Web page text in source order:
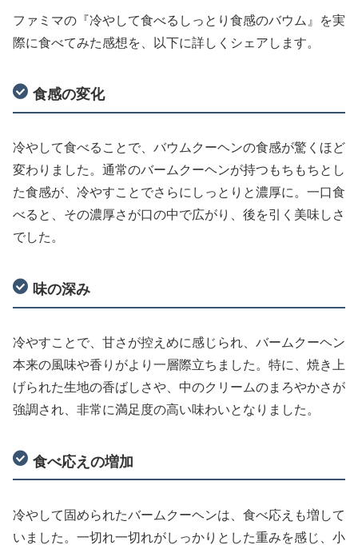
ファミマの『冷やして食べるしっとり食感のバウム』を実
際に食べてみた感想を、以下に詳しくシェアします。
食感の変化
冷やして食べることで、バウムクーヘンの食感が驚くほど
変わりました。通常のバームクーヘンが持つもちもちとし
た食感が、冷やすことでさらにしっとりと濃厚に。一口食
べると、その濃厚さが口の中で広がり、後を引く美味しさ
でした。
味の深み
冷やすことで、甘さが控えめに感じられ、バームクーヘン
本来の風味や香りがより一層際立ちました。特に、焼き上
げられた生地の香ばしさや、中のクリームのまろやかさが
強調され、非常に満足度の高い味わいとなりました。
食べ応えの増加
冷やして固められたバームクーヘンは、食べ応えも増して
いました。一切れ一切れがしっかりとした重みを感じ、小